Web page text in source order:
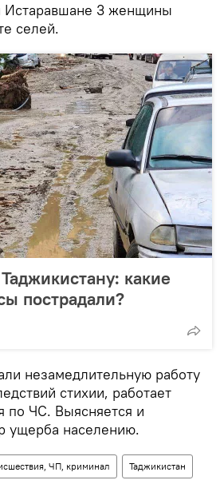
Истаравшане 3 женщины
селей.
какие
пострадали?
незамедлительную работу
стихии, работает
по ЧС. Выясняется и
ущерба населению.
ЧП, криминал Таджикистан